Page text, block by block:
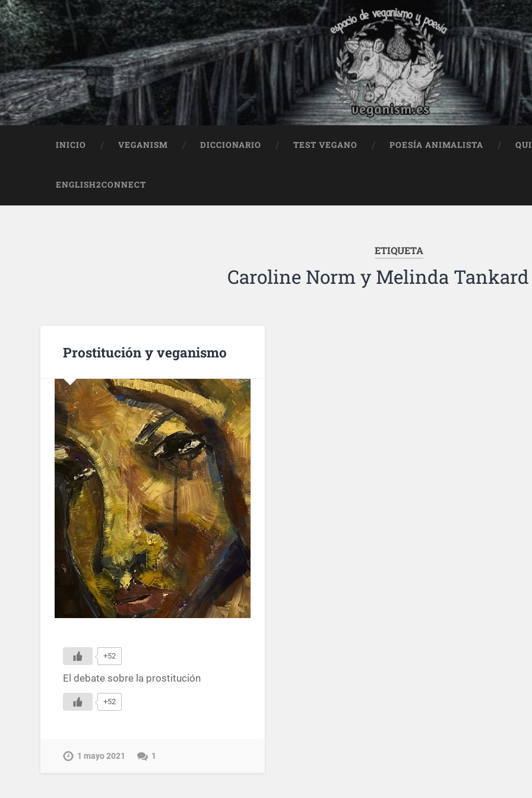
INICIO VEGANISM DICCIONARIO TEST VEGANO POESÍA ANIMALISTA
ENGLISH2CONNECT
ETIQUETA
Caroline Norm y Melinda Tankard
Prostitución y veganismo
+52
El debate sobre la prostitución
+52
1 mayo 2021 1